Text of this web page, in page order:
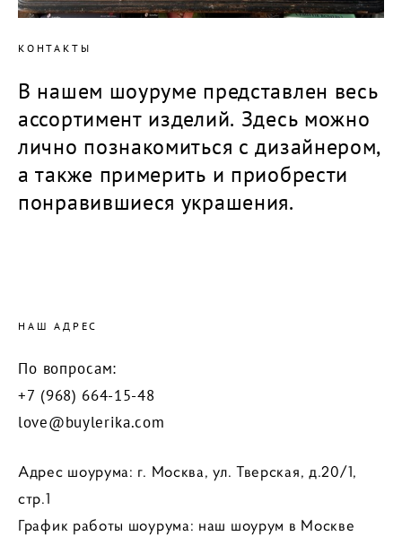
КОНТАКТЫ
В нашем шоуруме представлен весь
ассортимент изделий. Здесь можно
лично познакомиться с дизайнером,
а также примерить и приобрести
понравившиеся украшения.
НАШ АДРЕС
По вопросам:
+7 (968) 664-15-48
love@buylerika.com
Адрес шоурума: г. Москва, ул. Тверская, д.20/1,
стр.1
График работы шоурума: наш шоурум в Москве